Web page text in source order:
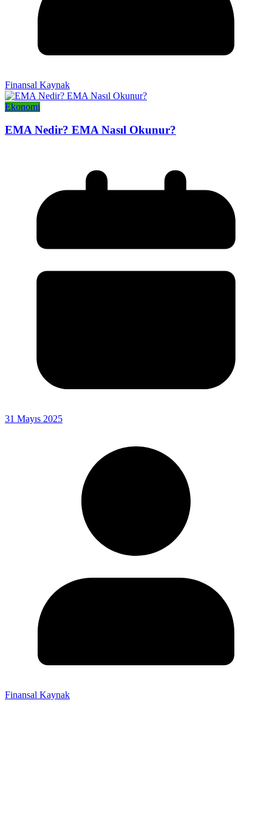
Finansal Kaynak
Ekonomi
EMA Nedir? EMA Nasıl Okunur?
31 Mayıs 2025
Finansal Kaynak